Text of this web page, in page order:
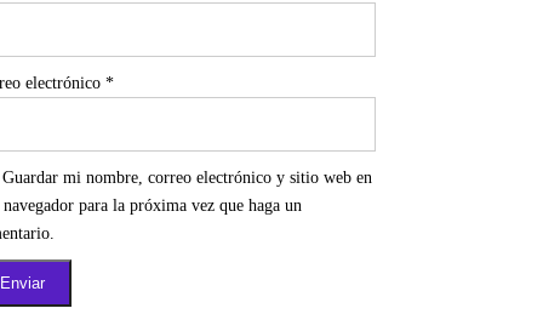
electrónico *
Guardar mi nombre, correo electrónico y sitio web en
navegador para la próxima vez que haga un